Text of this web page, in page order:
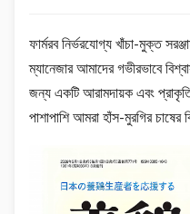
ফার্মরব নির্ভরযোগ্য খাঁচা-মুক্ত
ম্যানেজার আমাদের গভীরভাবে
জন্য একটি আরামদায়ক এবং
পাশাপাশি আমরা হাঁস-মুরগির চাষের